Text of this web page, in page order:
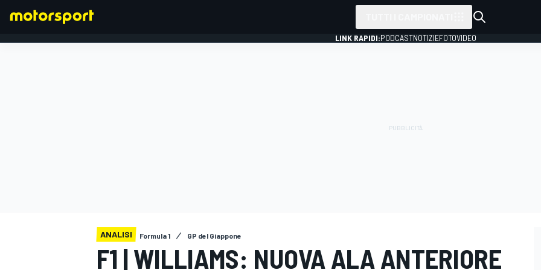
LINK RAPIDI:PODCASTNOTIZIEFOTOVIDEO
ANALISI Formula 1 GP del Giappone
F1 | WILLIAMS: NUOVA ALA ANTERIORE